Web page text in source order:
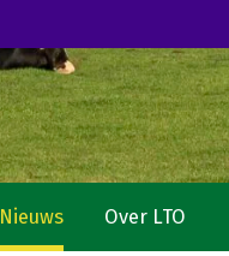
Nieuws Over LTO